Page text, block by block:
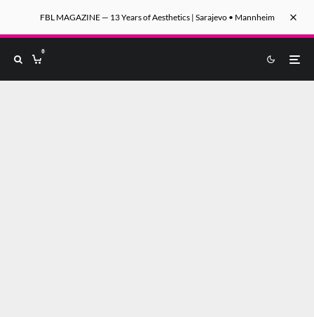
FBL MAGAZINE — 13 Years of Aesthetics | Sarajevo • Mannheim
0